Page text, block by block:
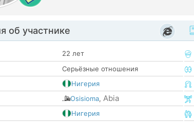
об участнике
22 лет
Серьёзные отношения
Нигерия
Osisioma, Abia
Нигерия